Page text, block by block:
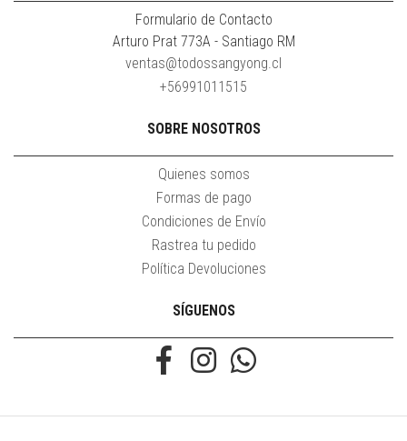
Formulario de Contacto
Arturo Prat 773A - Santiago RM
ventas@todossangyong.cl
+56991011515
SOBRE NOSOTROS
Quienes somos
Formas de pago
Condiciones de Envío
Rastrea tu pedido
Política Devoluciones
SÍGUENOS